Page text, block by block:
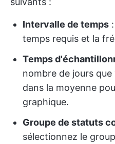
Intervalle de temps
temps requis et la
Temps
nombre de jours
dans la moyenne
graphique.
Groupe de statuts
sélectionnez le